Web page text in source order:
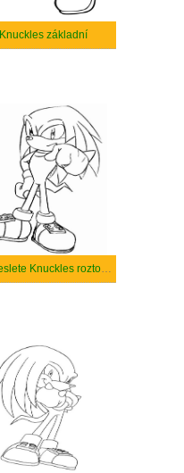
Knuckles základní
Nakreslete Knuckles roztomilý